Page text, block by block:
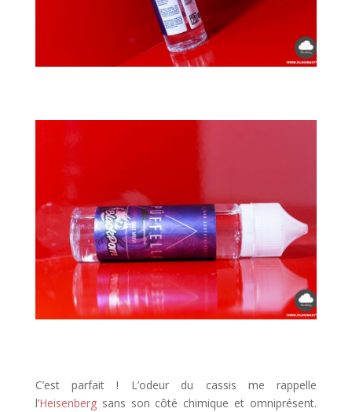
C’est parfait ! L’odeur du cassis me rappelle
l’Heisenbergsans son côté chimique et omniprésent.